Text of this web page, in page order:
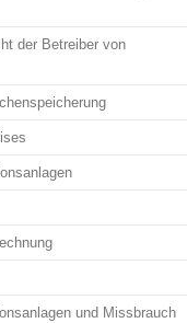
der Betreiber von
und Missbrauch